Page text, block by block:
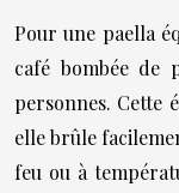
Pour une paella
café bombée
personnes. Cette
elle brûle
feu ou à